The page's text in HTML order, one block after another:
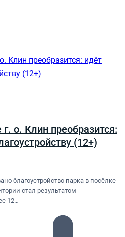
о. Клин преобразится:
(12+)
благоустройство парка в посёлке
стал результатом
12…